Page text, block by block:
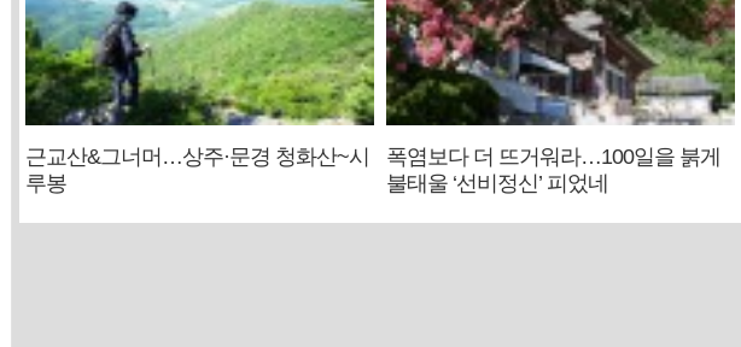
근교산&그너머…상주·문경 청화산~시
루봉
폭염보다 더 뜨거워라…100일을 붉게
불태울 ‘선비정신’ 피었네